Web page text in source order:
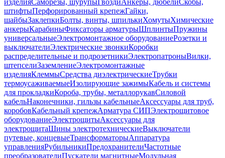
изделияСаморезы, шурупыГвоздиАнкеры, дюбелиСкобы,
штифтыПерфорированный крепежГайки,
шайбыЗаклепкиБолты, винты, шпилькиХомутыХимические
анкерыКарабиныФиксаторы арматурыШплинтыПружины
универсальныеЭлектромонтажное оборудованиеРозетки и
выключателиЭлектрические звонкиКоробки
распределительные и подрозетникиЭлектропатроныВилки,
штепселиЗаземлениеЭлектромонтажные
изделияКлеммыСредства диэлектрическиеТрубки
термоусаживаемыеИзолирующие зажимыКабель и системы
для прокладкиКороба, трубы, металлорукавСиловой
кабельНаконечники, гильзы кабельныеАксессуары для труб,
коробовКабельный крепежАрматура СИПЭлектрощитовое
оборудованиеЭлектрощитыАксессуары для
электрощитаШины электротехническиеВыключатели
путевые, концевыеТрансформаторыАппаратура
управленияРубильникиПредохранителиЧастотные
преобразователиПускатели магнитныеМодульная